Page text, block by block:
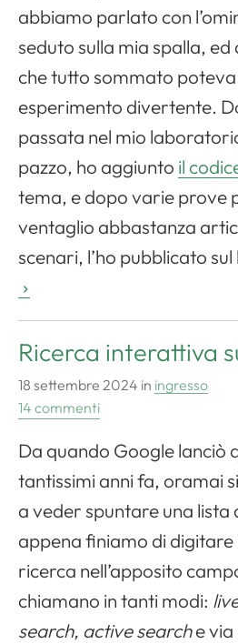
abbiamo parlato con
seduto sulla mia spalla,
che tutto sommato poteva
esperimento divertente.
passata nel mio
pazzo, ho aggiunto il
tema, e dopo varie prove
ventaglio abbastanza
scenari, l’ho pubblicato sul
Ricerca interattiva
18 settembre 2024 in ingresso
14 commenti
Da quando Google lanciò
tantissimi anni fa, oramai
a veder spuntare una lista
appena finiamo di digitare
ricerca nell’apposito
chiamano in tanti modi:
search, active searche via